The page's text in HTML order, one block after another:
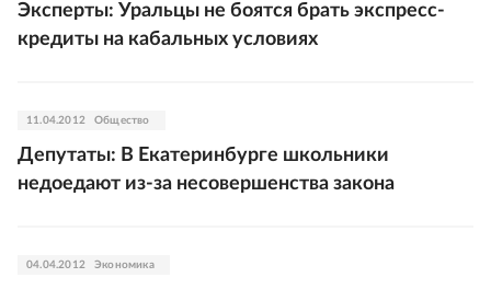
Эксперты: Уральцы не боятся брать экспресс-
кредиты на кабальных условиях
11.04.2012 Общество
Депутаты: В Екатеринбурге школьники
недоедают из-за несовершенства закона
04.04.2012 Экономика